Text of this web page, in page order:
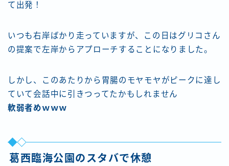
て出発！
いつも右岸ばかり走っていますが、この日はグリコさん
の提案で左岸からアプローチすることになりました。
しかし、このあたりから胃腸のモヤモヤがピークに達し
ていて会話中に引きつってたかもしれません
軟弱者めｗｗｗ
葛西臨海公園のスタバで休憩